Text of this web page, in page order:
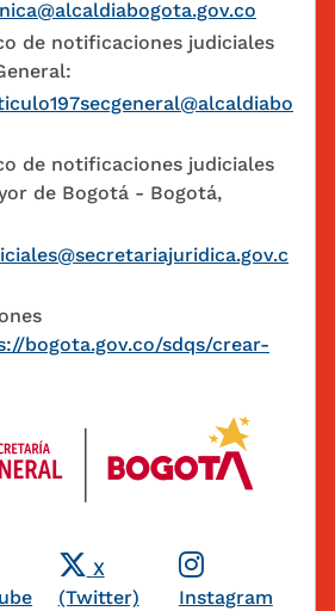
de notificaciones judiciales
de notificaciones judiciales
de Bogotá - Bogotá,
bogota.gov.co/sdqs/crear-
X
(Twitter)
Instagram